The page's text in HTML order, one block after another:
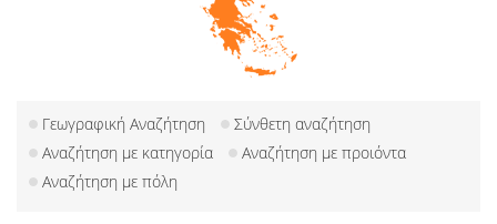
Γεωγραφική Αναζήτηση
Σύνθετη αναζήτηση
Αναζήτηση με κατηγορία
Αναζήτηση με προιόντα
Αναζήτηση με πόλη